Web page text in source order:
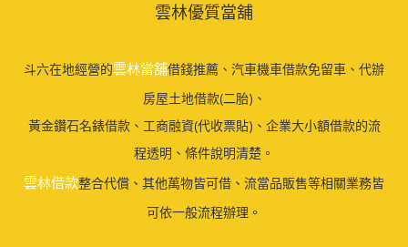
雲林優質當舖
斗六在地經營的雲林當舖借錢推薦、汽車機車借款免留車、代辦
房屋土地借款(二胎)、
黃金鑽石名錶借款、工商融資(代收票貼)、企業大小額借款的流
程透明、條件說明清楚。
雲林借款整合代償、其他萬物皆可借、流當品販售等相關業務皆
可依一般流程辦理。